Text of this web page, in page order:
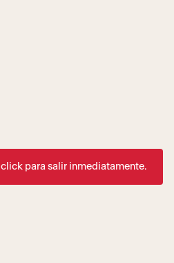
click para salir inmediatamente.